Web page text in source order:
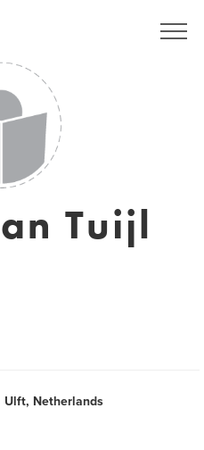
Tuijl
Ulft, Netherlands